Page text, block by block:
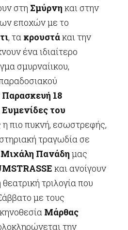
στη Σμύρνη και στην
εποχών με το
, τα κρουστάκαι την
ένα ιδιαίτερο
σμυρναίικου,
Παρασκευή 18
Ευμενίδες του
πιο πυκνή, εσωστρεφής,
τραγωδία σε
Μιχάλη Πανάδη μας
και ανοίγουν
τριλογία που
με τους
Μάρθας
την